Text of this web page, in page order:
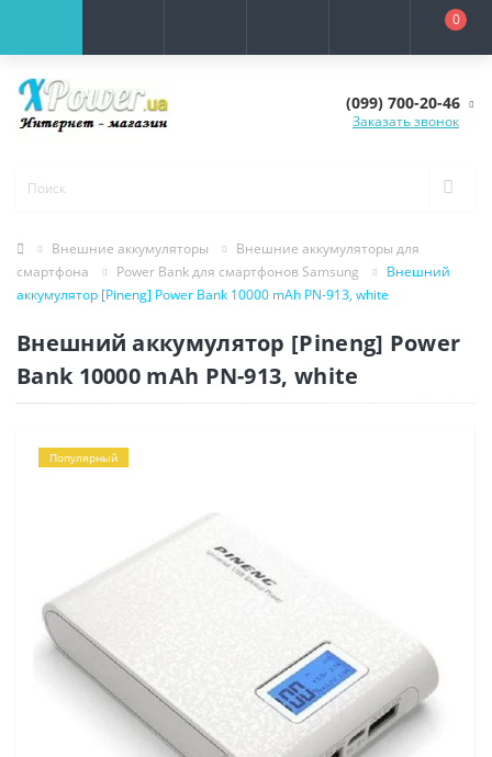
0
(099) 700-20-46
Заказать звонок
Внешние аккумуляторы
Внешние аккумуляторы для
смартфона
Power Bank для смартфонов Samsung
Внешний
аккумулятор [Pineng] Power Bank 10000 mAh PN-913, white
Внешний аккумулятор [Pineng] Power
Bank 10000 mAh PN-913, white
Популярный